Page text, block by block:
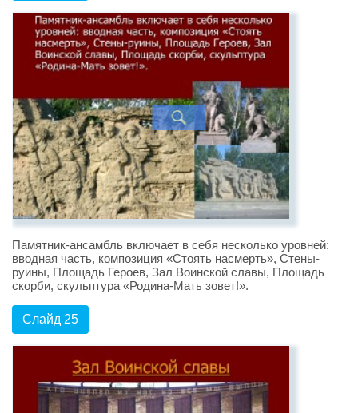
Памятник-ансамбль включает в себя несколько уровней:
вводная часть, композиция «Стоять насмерть», Стены-
руины, Площадь Героев, Зал Воинской славы, Площадь
скорби, скульптура «Родина-Мать зовет!».
Слайд 25